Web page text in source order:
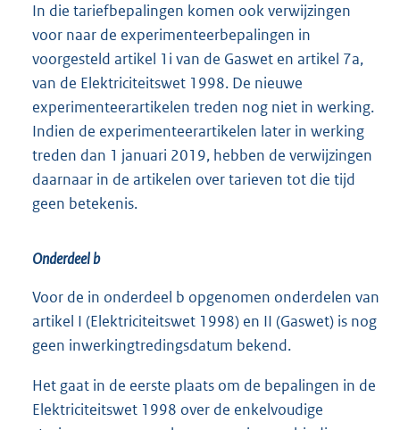
In die tariefbepalingen komen ook verwijzingen
voor naar de experimenteerbepalingen in
voorgesteld artikel 1i van de Gaswet en artikel 7a,
van de Elektriciteitswet 1998. De nieuwe
experimenteerartikelen treden nog niet in werking.
Indien de experimenteerartikelen later in werking
treden dan 1 januari 2019, hebben de verwijzingen
daarnaar in de artikelen over tarieven tot die tijd
geen betekenis.
Onderdeel b
Voor de in onderdeel b opgenomen onderdelen van
artikel I (Elektriciteitswet 1998) en II (Gaswet) is nog
geen inwerkingtredingsdatum bekend.
Het gaat in de eerste plaats om de bepalingen in de
Elektriciteitswet 1998 over de enkelvoudige